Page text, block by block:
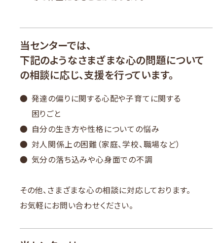
当センターでは、
下記のようなさまざまな心の問題について
の相談に応じ、支援を行っています。
発達の偏りに関する心配や子育てに関する
困りごと
自分の生き方や性格についての悩み
対人関係上の困難（家庭、学校、職場など）
気分の落ち込みや心身面での不調
その他、さまざまな心の相談に対応しております。
お気軽にお問い合わせください。